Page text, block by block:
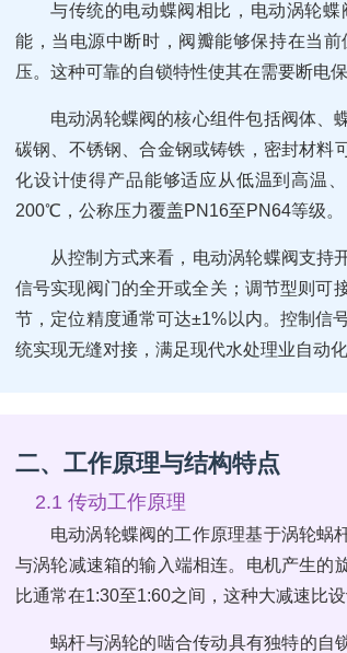
与传统的电动蝶阀相比，电动涡轮
能，当电源中断时，阀瓣能够保持在当
压。这种可靠的自锁特性使其在需要断电
电动涡轮蝶阀的核心组件包括阀体、
碳钢、不锈钢、合金钢或铸铁，密封材料
化设计使得产品能够适应从低温到高温
200℃，公称压力覆盖PN16至PN64等级。
从控制方式来看，电动涡轮蝶阀支持
信号实现阀门的全开或全关；调节型则可
节，定位精度通常可达±1%以内。控制信
统实现无缝对接，满足现代水处理业自动化
二、工作原理与结构特点
2.1 传动工作原理
电动涡轮蝶阀的工作原理基于涡轮蜗
与涡轮减速箱的输入端相连。电机产生的
比通常在1:30至1:60之间，这种大减速比
蜗杆与涡轮的啮合传动具有独特的自